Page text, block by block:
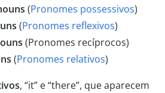
(Pronomes possessivos)
(Pronomes reflexivos)
(Pronomes recíprocos)
(Pronomes relativos)
, “it” e “there”, que aparecem